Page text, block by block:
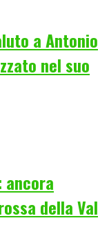
a Antonio
nel suo
ancora
della Val